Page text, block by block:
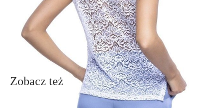
Zadaj pytanie
Nowe pytanie
Zobacz też